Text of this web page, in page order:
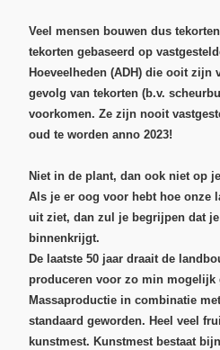
Veel mensen bouwen dus
tekorten gebaseerd op
Hoeveelheden (ADH) die ooit zijn
gevolg van tekorten (b.v.
voorkomen. Ze zijn nooit
oud te worden anno 2023!
Niet in de plant, dan ook niet op
Als je er oog voor hebt hoe onze
uit ziet, dan zul je begrijpen dat
binnenkrijgt.
De laatste 50 jaar draait de
produceren voor zo min mogelijk
Massaproductie in combinatie
standaard geworden. Heel veel
kunstmest. Kunstmest bestaat